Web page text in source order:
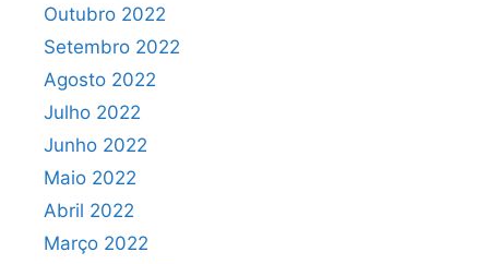
Outubro 2022
Setembro 2022
Agosto 2022
Julho 2022
Junho 2022
Maio 2022
Abril 2022
Março 2022